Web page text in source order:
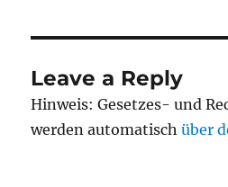
Leave a Reply
Hinweis: Gesetzes- und
werden automatischüber